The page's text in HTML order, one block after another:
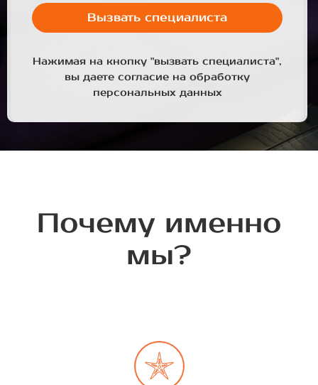
Вызвать специалиста
Нажимая на кнопку "вызвать специалиста",
вы даете согласие на обработку
персональных данных
Почему именно
мы?